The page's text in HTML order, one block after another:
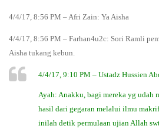
4/4/17, 8:56 PM – Afri Zain: Ya Aisha
4/4/17, 8:56 PM – Farhan4u2c: Sori Ramli
Aisha tukang kebun.
4/4/17, 9:10 PM – Ustadz Hussien
Ayah: Anakku, bagi mereka yg udah
hasil dari gegaran melalui ilmu
inilah detik permulaan ujian Allah